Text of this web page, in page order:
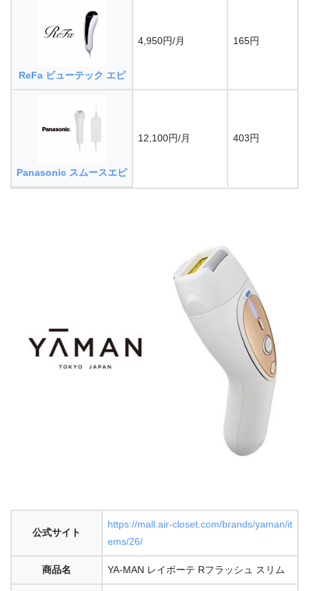
ReFa ビューテック エピ
4,950円/月 165円
Panasonic スムースエピ
12,100円/月 403円
公式サイト
https://mall.air-closet.com/brands/yaman/it
ems/26/
商品名 YA-MAN レイボーテ Rフラッシュ スリム